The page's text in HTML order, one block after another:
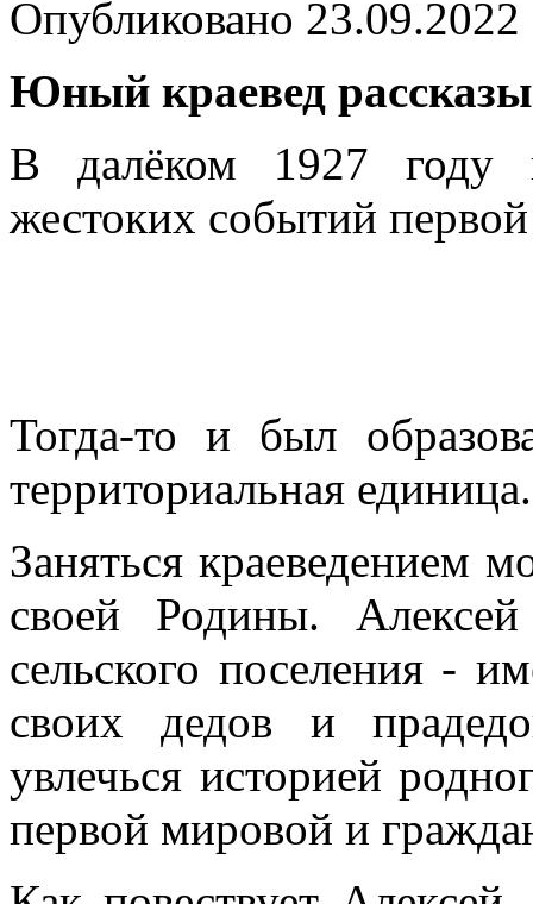
Опубликовано
Юный краевед
В далёком 1927 году
жестоких событий
Тогда-то и был
территориальная единица.
Заняться краеведением
своей Родины.
сельского поселения -
своих дедов и
увлечься историей
первой мировой и